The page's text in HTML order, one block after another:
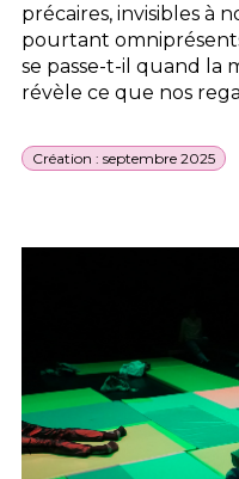
précaires, invisibles à
pourtant
se passe-t-il quand la
révèle ce que nos
Création : septembre 2025